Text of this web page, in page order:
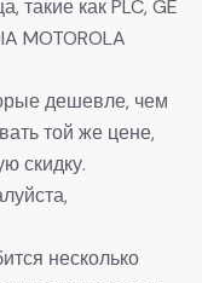
такие как PLC, GE
MOTOROLA
дешевле, чем
той же цене,
скидку.
несколько